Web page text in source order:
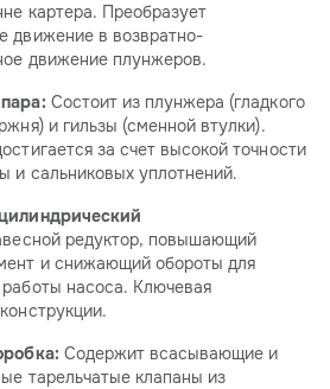
картера. Преобразует
движение в возвратно-
движение плунжеров.
Состоит из плунжера (гладкого
и гильзы (сменной втулки).
за счет высокой точности
и сальниковых уплотнений.
редуктор, повышающий
и снижающий обороты для
насоса. Ключевая
Содержит всасывающие и
тарельчатые клапаны из